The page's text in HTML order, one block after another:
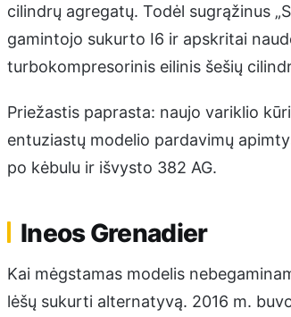
cilindrų agregatų. Todėl sugrąžinus
gamintojo sukurto I6 ir apskritai
turbokompresorinis eilinis šešių
Priežastis paprasta: naujo variklio
entuziastų modelio pardavimų
po kėbulu ir išvysto 382 AG.
Ineos Grenadier
Kai mėgstamas modelis
lėšų sukurti alternatyvą. 2016 m.